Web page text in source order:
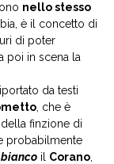
nello stesso
è il concetto di
di poter
poi in scena la
da testi
, che è
finzione di
probabilmente
bianco il Corano